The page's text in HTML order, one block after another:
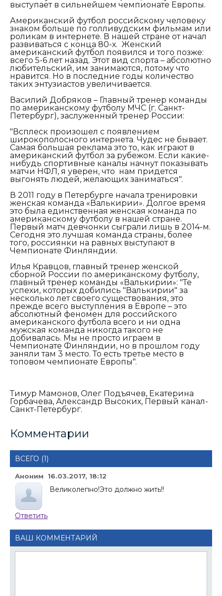
выступает в сильнейшем чемпионате Европы.
Американский футбол российскому человеку
знаком больше по голливудским фильмам или
роликам в интернете. В нашей стране от начал
развиваться с конца 80-х. Женский
американский футбол появился и того позже:
всего 5-6 лет назад. Этот вид спорта – абсолютно
любительский, им занимаются, потому что
нравится. Но в последние годы количество
таких энтузиастов увеличивается.
Василий Добряков – Главный тренер команды
по американскому футболу МЧС (г. Санкт-
Петербург), заслуженный тренер России:
"Всплеск произошел с появлением
широкополосного интернета. Чудес не бывает.
Самая большая реклама это то, как играют в
американский футбол за рубежом. Если какие-
нибудь спортивные каналы начнут показывать
матчи НФЛ, я уверен, что нам придется
выгонять людей, желающих заниматься".
В 2011 году в Петербурге начала тренировки
женская команда «Валькирии». Долгое время
это была единственная женская команда по
американскому футболу в нашей стране.
Первый матч девчонки сыграли лишь в 2014-м.
Сегодня это лучшая команда страны, более
того, россиянки на равных выступают в
Чемпионате Финляндии.
Илья Кравцов, главный тренер женской
сборной России по американскому футболу,
главный тренер команды «Валькирии»: "Те
успехи, которых добились "Валькирии" за
несколько лет своего существования, это
прежде всего выступления в Европе – это
абсолютный феномен для российского
американского футбола всего и ни одна
мужская команда никогда такого не
добивалась. Мы не просто играем в
Чемпионате Финляндии, но в прошлом году
заняли там 3 место. То есть третье место в
топовом чемпионате Европы".
Тимур Мамонов, Олег Подъячев, Екатерина
Горбачева, Александр Высоких, Первый канал-
Санкт-Петербург.
Комментарии
ВСЕГО (1)
Аноним 16.03.2017, 18:12
Великолепно!Это должно жить!!
Ответить
ВАШ КОММЕНТАРИЙ